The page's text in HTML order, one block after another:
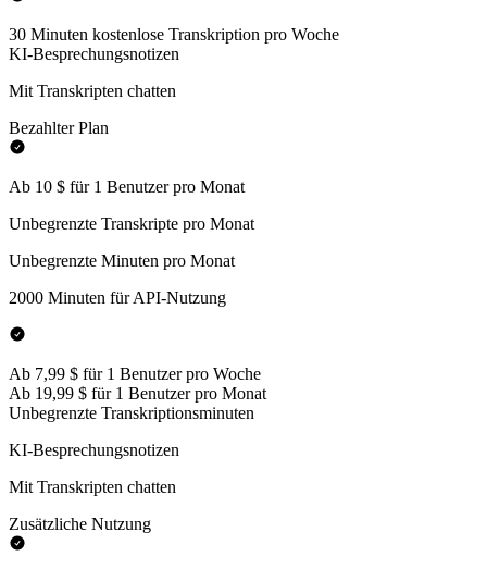
30 Minuten kostenlose Transkription pro Woche
KI-Besprechungsnotizen
Mit Transkripten chatten
Bezahlter Plan
Ab 10 $ für 1 Benutzer pro Monat
Unbegrenzte Transkripte pro Monat
Unbegrenzte Minuten pro Monat
2000 Minuten für API-Nutzung
Ab 7,99 $ für 1 Benutzer pro Woche
Ab 19,99 $ für 1 Benutzer pro Monat
Unbegrenzte Transkriptionsminuten
KI-Besprechungsnotizen
Mit Transkripten chatten
Zusätzliche Nutzung